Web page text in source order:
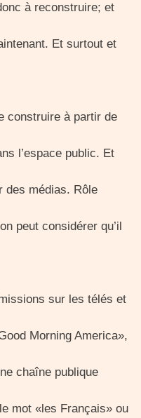
à reconstruire; et
Et surtout et
construire à partir de
l’espace public. Et
des médias. Rôle
peut considérer qu’il
sur les télés et
Morning America»,
chaîne publique
mot «les Français» ou